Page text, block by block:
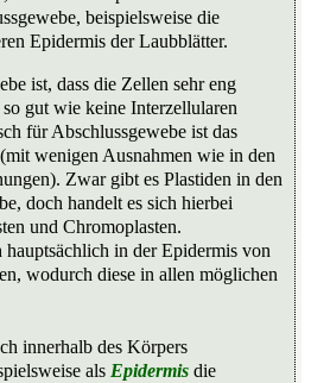
beispielsweise die
Epidermis der Laubblätter.
ist, dass die Zellen sehr eng
gut wie keine Interzellularen
für Abschlussgewebe ist das
wenigen Ausnahmen wie in den
Zwar gibt es Plastiden in den
doch handelt es sich hierbei
und Chromoplasten.
in der Epidermis von
wodurch diese in allen möglichen
innerhalb des Körpers
als Epidermis die